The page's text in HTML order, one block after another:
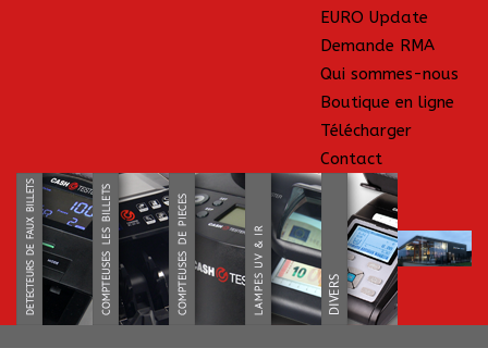
EURO Update
Demande RMA
Qui sommes-nous
Boutique en ligne
Télécharger
Contact